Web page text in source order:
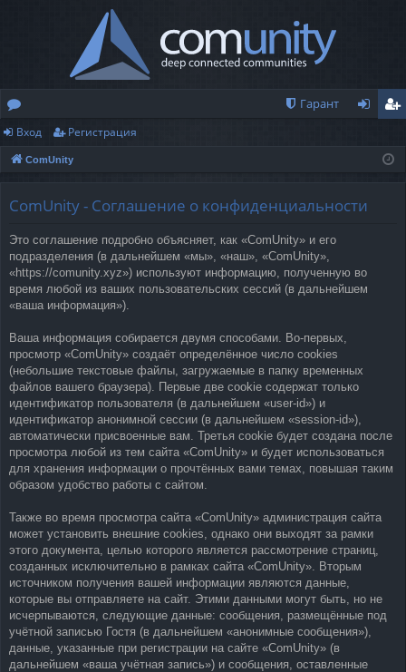
о
ру
Гарант
ис
Вход Регистрация
ComUnity
ComUnity - Соглашение о конфиденциальности
Это соглашение подробно объясняет, как «ComUnity» и его
подразделения (в дальнейшем «мы», «наш», «ComUnity»,
«https://comunity.xyz») используют информацию, полученную во
время любой из ваших пользовательских сессий (в дальнейшем
«ваша информация»).
Ваша информация собирается двумя способами. Во-первых,
просмотр «ComUnity» создаёт определённое число cookies
(небольшие текстовые файлы, загружаемые в папку временных
файлов вашего браузера). Первые две cookie содержат только
идентификатор пользователя (в дальнейшем «user-id») и
идентификатор анонимной сессии (в дальнейшем «session-id»),
автоматически присвоенные вам. Третья cookie будет создана после
просмотра любой из тем сайта «ComUnity» и будет использоваться
для хранения информации о прочтённых вами темах, повышая таким
образом удобство работы с сайтом.
Также во время просмотра сайта «ComUnity» администрация сайта
может установить внешние cookies, однако они выходят за рамки
этого документа, целью которого является рассмотрение страниц,
созданных исключительно в рамках сайта «ComUnity». Вторым
источником получения вашей информации являются данные,
которые вы отправляете на сайт. Этими данными могут быть, но не
исчерпываются, следующие данные: сообщения, размещённые под
учётной записью Гостя (в дальнейшем «анонимные сообщения»),
данные, указанные при регистрации на сайте «ComUnity» (в
дальнейшем «ваша учётная запись») и сообщения, оставленные